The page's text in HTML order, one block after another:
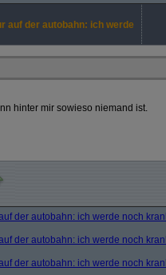
auf der autobahn: ich werde
hinter mir sowieso niemand ist.
der autobahn: ich werde noch
der autobahn: ich werde noch
der autobahn: ich werde noch